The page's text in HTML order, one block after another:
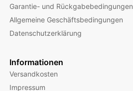
Garantie- und Rückgabebedingungen
Allgemeine Geschäftsbedingungen
Datenschutzerklärung
Informationen
Versandkosten
Impressum